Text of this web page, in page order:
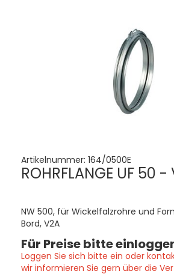
Artikelnummer: 164/0500E
ROHRFLANGE UF 50 -
NW 500, für Wickelfalzrohre und
Bord, V2A
Für Preise bitte
Loggen Sie sich bitte ein oder
wir informieren Sie gern über die